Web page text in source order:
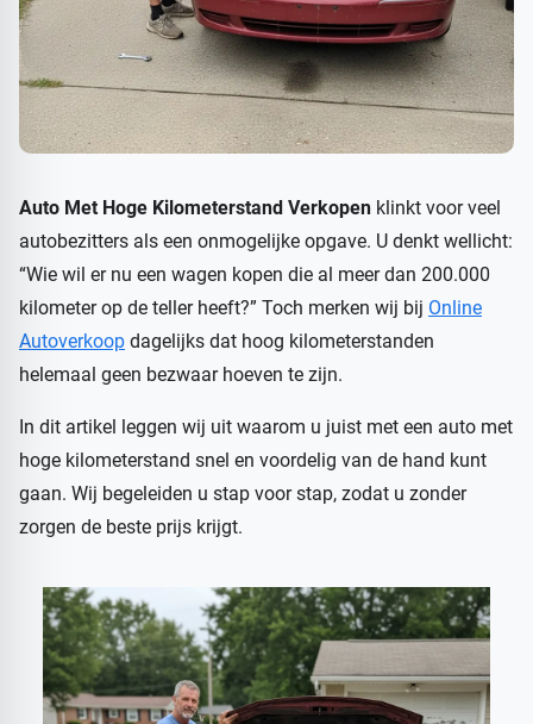
Auto Met Hoge Kilometerstand Verkopen klinkt voor veel
autobezitters als een onmogelijke opgave. U denkt wellicht:
“Wie wil er nu een wagen kopen die al meer dan 200.000
kilometer op de teller heeft?” Toch merken wij bij Online
Autoverkoop dagelijks dat hoog kilometerstanden
helemaal geen bezwaar hoeven te zijn.
In dit artikel leggen wij uit waarom u juist met een auto met
hoge kilometerstand snel en voordelig van de hand kunt
gaan. Wij begeleiden u stap voor stap, zodat u zonder
zorgen de beste prijs krijgt.